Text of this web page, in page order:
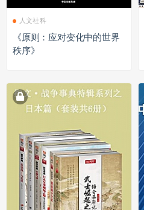
人文社科
《原则：应对变化中的世界
秩序》